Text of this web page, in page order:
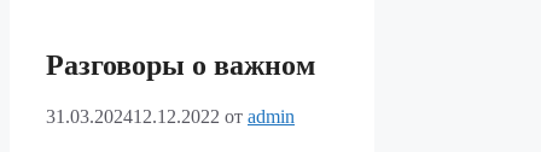
Разговоры о важном
31.03.202412.12.2022 от admin